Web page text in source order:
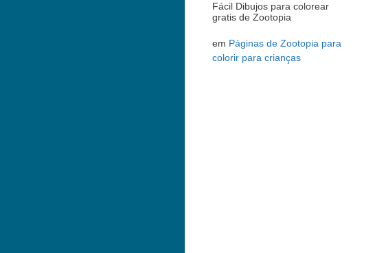
Fácil Dibujos para colorear
gratis de Zootopia
em Páginas de Zootopia para
colorir para crianças